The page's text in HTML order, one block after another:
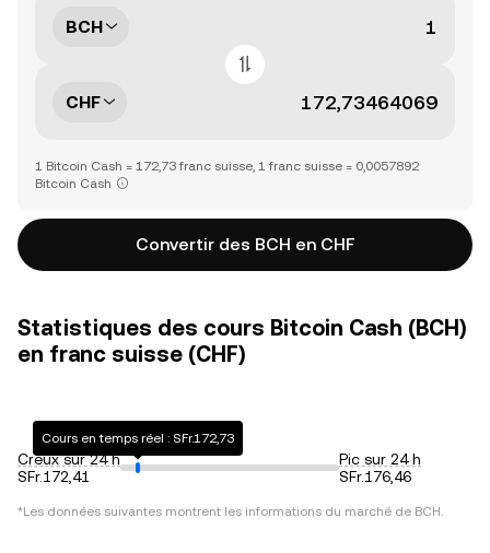
BCH
CHF
1 Bitcoin Cash = 172,73 franc suisse, 1 franc suisse = 0,0057892
Bitcoin Cash
Convertir des BCH en CHF
Statistiques des cours Bitcoin Cash (BCH)
en franc suisse (CHF)
Creux sur 24 h
SFr.172,41
Cours en temps réel : SFr.172,73
Pic sur 24 h
SFr.176,46
*Les données suivantes montrent les informations du marché de BCH.